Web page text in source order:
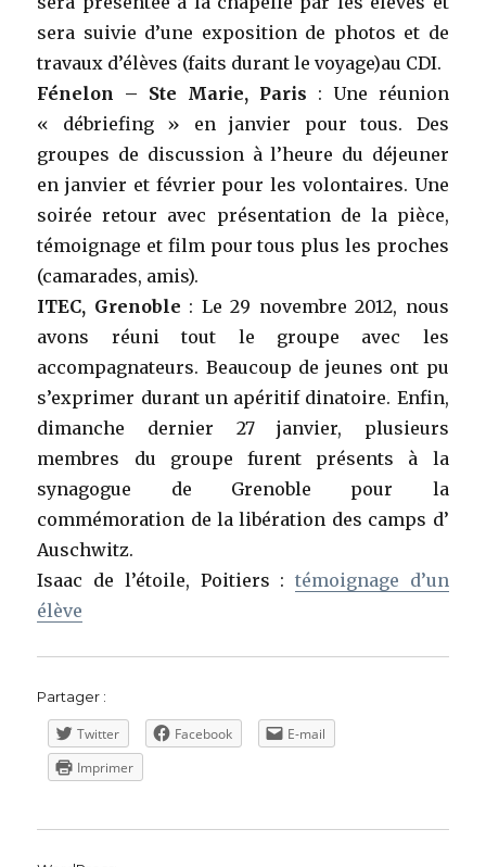
sera suivie d’une exposition de photos et de
travaux d’élèves (faits durant le voyage)au CDI.
Fénelon – Ste Marie, Paris : Une réunion
« débriefing » en janvier pour tous. Des
groupes de discussion à l’heure du déjeuner
en janvier et février pour les volontaires. Une
soirée retour avec présentation de la pièce,
témoignage et film pour tous plus les proches
(camarades, amis).
ITEC, Grenoble : Le 29 novembre 2012, nous
avons réuni tout le groupe avec les
accompagnateurs. Beaucoup de jeunes ont pu
s’exprimer durant un apéritif dinatoire. Enfin,
dimanche dernier 27 janvier, plusieurs
membres du groupe furent présents à la
synagogue de Grenoble pour la
commémoration de la libération des camps d’
Auschwitz.
Isaac de l’étoile, Poitiers : témoignage d’un
élève
Partager :
Twitter Facebook
E-mail
Imprimer